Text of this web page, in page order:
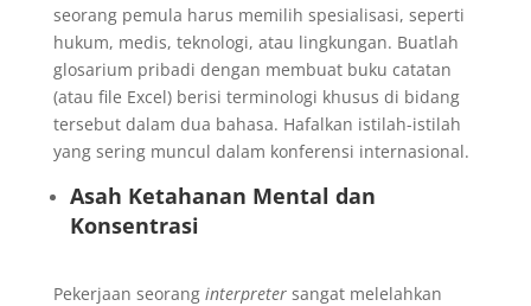
seorang pemula harus memilih spesialisasi, seperti
hukum, medis, teknologi, atau lingkungan. Buatlah
glosarium pribadi dengan membuat buku catatan
(atau file Excel) berisi terminologi khusus di bidang
tersebut dalam dua bahasa. Hafalkan istilah-istilah
yang sering muncul dalam konferensi internasional.
Asah Ketahanan Mental dan
Konsentrasi
Pekerjaan seorang interpreter sangat melelahkan